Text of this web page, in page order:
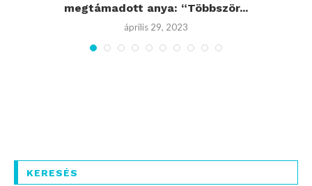
megtámadott anya: “Többször...
április 29, 2023
KERESÉS